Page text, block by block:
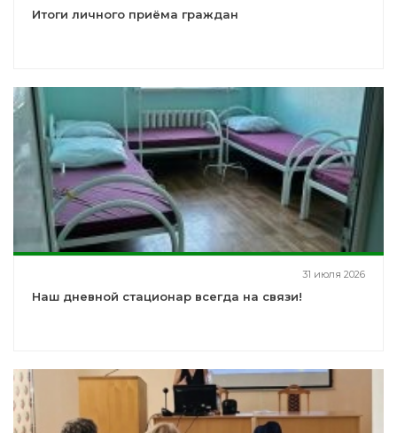
Итоги личного приёма граждан
31 июля 2026
Наш дневной стационар всегда на связи!